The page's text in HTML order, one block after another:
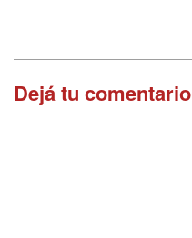
Dejá tu comentario